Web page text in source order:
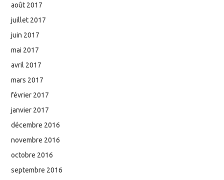
août 2017
juillet 2017
juin 2017
mai 2017
avril 2017
mars 2017
février 2017
janvier 2017
décembre 2016
novembre 2016
octobre 2016
septembre 2016